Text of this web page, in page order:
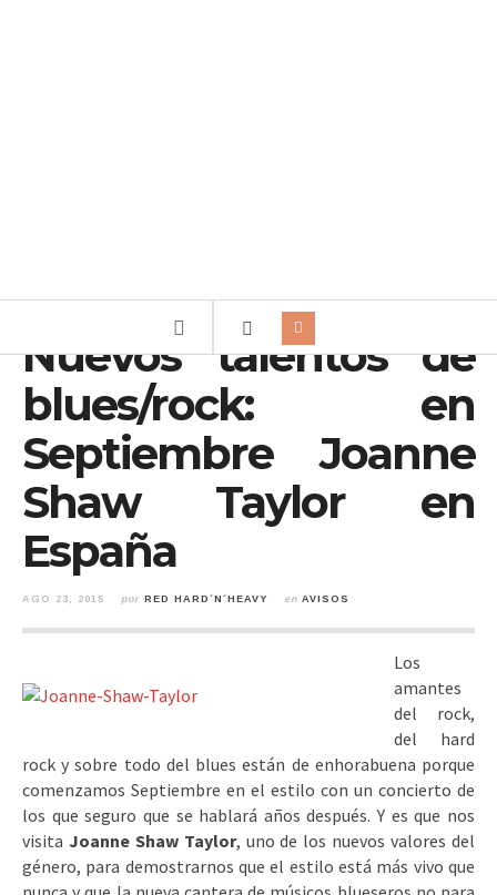
Nuevos talentos de
blues/rock: en
Septiembre Joanne
Shaw Taylor en
España
AGO 23, 2015 por RED HARD´N´HEAVY en AVISOS
Los
amantes
del rock,
del hard
rock y sobre todo del blues están de enhorabuena porque
comenzamos Septiembre en el estilo con un concierto de
los que seguro que se hablará años después. Y es que nos
visita Joanne Shaw Taylor, uno de los nuevos valores del
género, para demostrarnos que el estilo está más vivo que